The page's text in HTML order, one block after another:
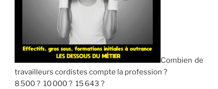
Combien de
travailleurs cordistes compte la profession ?
8 500 ? 10 000 ? 15 643 ?